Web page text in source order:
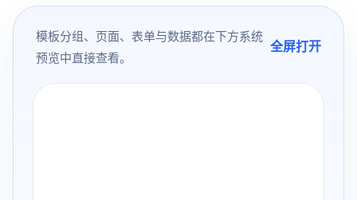
模板分组、页面、表单与数据都在下方系统
预览中直接查看。
全屏打开